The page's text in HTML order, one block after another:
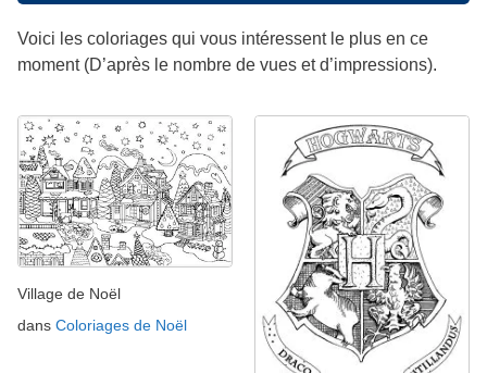
Voici les coloriages qui vous intéressent le plus en ce
moment (D’après le nombre de vues et d’impressions).
Village de Noël
dans Coloriages de Noël